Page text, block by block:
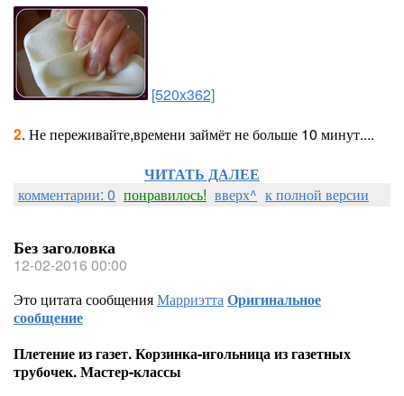
[520x362]
2. Не переживайте,времени займёт не больше 10 минут....
ЧИТАТЬ ДАЛЕЕ
комментарии: 0 понравилось! вверх^ к полной версии
Без заголовка
12-02-2016 00:00
Это цитата сообщенияМарриэттаОригинальное
сообщение
Плетение из газет. Корзинка-игольница из газетных
трубочек. Мастер-классы